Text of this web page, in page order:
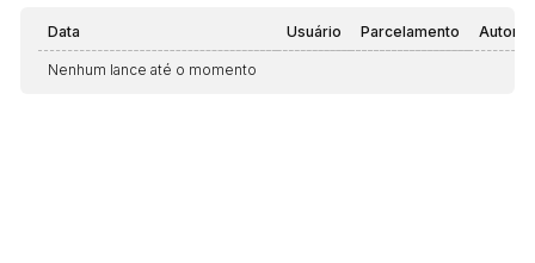
Data Usuário Parcelamento
Nenhum lance até o momento